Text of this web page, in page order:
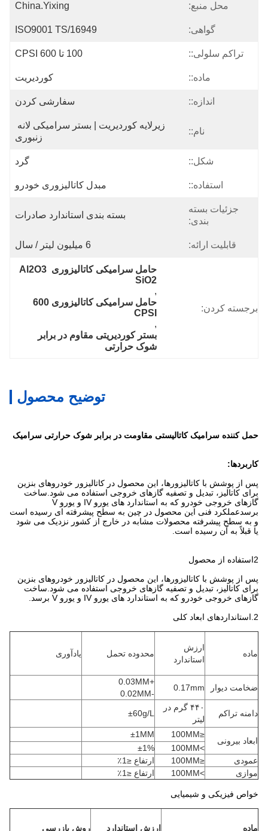
محل منبع: China.Yixing
گواهی: ISO9001 TS/16949
تراکم سلولی:: 100 تا 600 CPSI
ماده:: کوردیریت
اندازه:: سفارشی کردن
نام::
زیرلایه کوردیریت | بستر سرامیکی لانه
زنبوری
شکل:: گرد
استفاده:: مبدل کاتالیزوری خودرو
جزئیات بسته
بندی:
بسته بندی استاندارد صادرات
قابلیت ارائه: 6 میلیون لیتر / سال
برجسته کردن:
حامل سرامیکی کاتالیزوری Al2O3
SiO2
,
حامل سرامیکی کاتالیزوری 600
CPSI
,
بستر کوردیریتی مقاوم در برابر
شوک حرارتی
توضیح محصول
حمل کننده سرامیک کاتالیستی مقاومت در برابر شوک حرارتی سرامیک
کاربردها:
پس از پوشش با کاتالیزورها، این محصول در کاتالیزور خودروهای بنزین
برای کاتالیز، تبدیل و تصفیه گازهای خروجی استفاده می شود.ساخت
گازهای خروجی خودرو که به استاندارد های یورو IV و یورو V
برسدعملکرد فنی این محصول در چین به سطح پیشرفته ای رسیده است
و به سطح پیشرفته محصولات مشابه در خارج از کشور نزدیک می شود
یا قبلاً به آن رسیده است.
پس از پوشش با کاتالیزورها، این محصول در کاتالیزور خودروهای بنزین
برای کاتالیز، تبدیل و تصفیه گازهای خروجی استفاده می شود.ساخت
گازهای خروجی خودرو که به استاندارد های یورو IV و یورو V برسد.
ماده
ارزش
استاندارد
محدوده تحمل یادآوری
ضخامت دیوار 0.17mm
+0.03MM
دامنه تراکم
۴۴۰ گرم در
لیتر
±60g/L
ابعاد بیرونی
≤100MM
±1MM
>100MM
±1%
عمودی
≤100MM
ارتفاع ≤1٪
موازی
>100MM ارتفاع ≤1٪
خواص فیزیکی و شیمیایی
ماده ارزش استاندارد روش بازرسی